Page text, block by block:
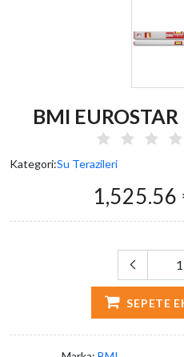
BMI
Kategori:Su Terazileri
1,525.56
SEPETE